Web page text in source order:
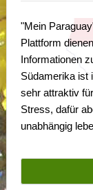
"Mein
Plattform
Informationen
Südamerika ist
sehr attraktiv
Stress, dafür
unabhängig